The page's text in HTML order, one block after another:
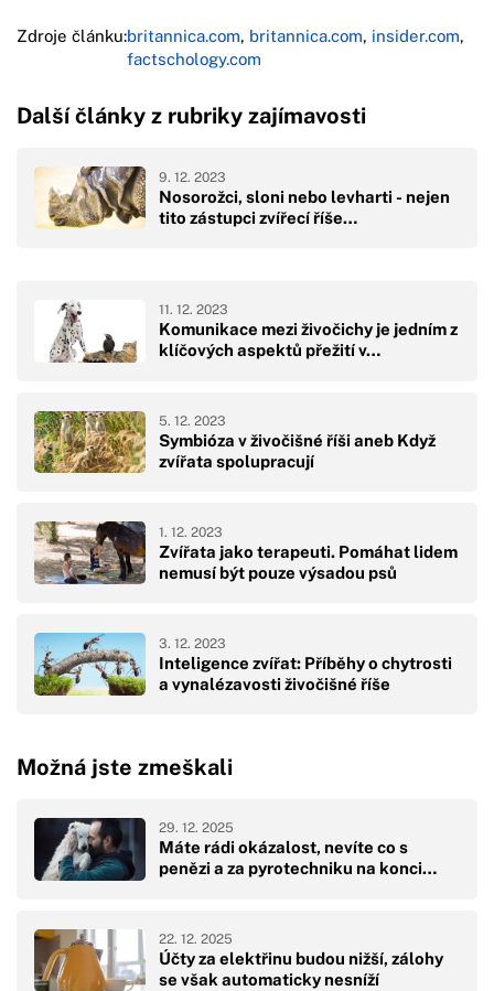
Zdroje článku:britannica.com, britannica.com, insider.com,
factschology.com
Další články z rubriky zajímavosti
Nosorožci, sloni nebo levharti - nejen
tito zástupci zvířecí říše…
9. 12. 2023
Komunikace mezi živočichy je jedním z
klíčových aspektů přežití v…
11. 12. 2023
Symbióza v živočišné říši aneb Když
zvířata spolupracují
5. 12. 2023
Zvířata jako terapeuti. Pomáhat lidem
nemusí být pouze výsadou psů
1. 12. 2023
Inteligence zvířat: Příběhy o chytrosti
a vynalézavosti živočišné říše
3. 12. 2023
Možná jste zmeškali
Máte rádi okázalost, nevíte co s
penězi a za pyrotechniku na konci…
29. 12. 2025
Účty za elektřinu budou nižší, zálohy
se však automaticky nesníží
22. 12. 2025